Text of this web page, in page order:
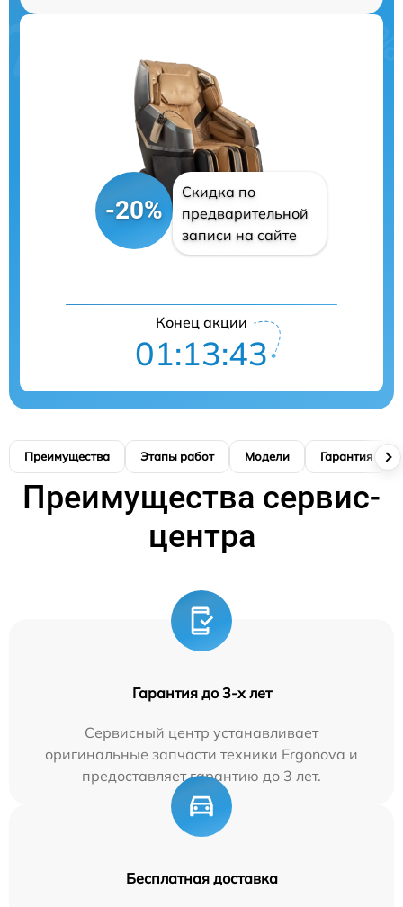
-20%
Скидка по
предварительной
записи на сайте
Конец акции
01:13:41
Преимущества Этапы работ Модели Гарантия
Преимущества сервис-
центра
Гарантия до 3-х лет
Сервисный центр устанавливает
оригинальные запчасти техники Ergonova и
предоставляет гарантию до 3 лет.
Бесплатная доставка